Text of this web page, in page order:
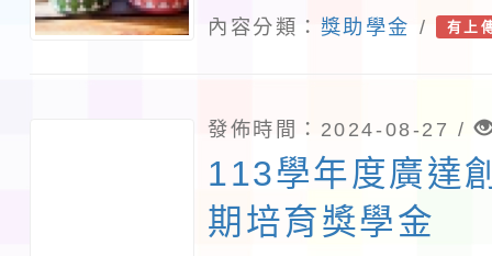
學金】
內容分類： 獎助學金 / 有上
發佈時間：2024-08-27 /
113學年度廣達
期培育獎學金